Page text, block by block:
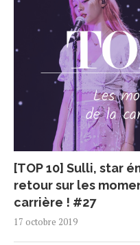
[TOP 10] Sulli, star
retour sur les
carrière ! #27
17 octobre 2019